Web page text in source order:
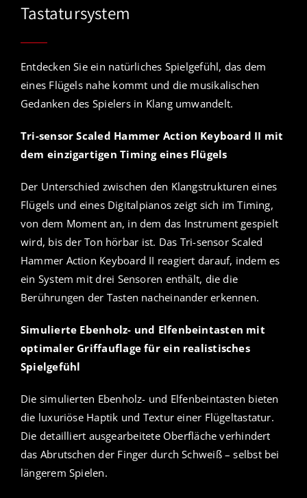
Tastatursystem
Entdecken Sie ein natürliches Spielgefühl, das dem
eines Flügels nahe kommt und die musikalischen
Gedanken des Spielers in Klang umwandelt.
Tri-sensor Scaled Hammer Action Keyboard II mit
dem einzigartigen Timing eines Flügels
Der Unterschied zwischen den Klangstrukturen eines
Flügels und eines Digitalpianos zeigt sich im Timing,
von dem Moment an, in dem das Instrument gespielt
wird, bis der Ton hörbar ist. Das Tri-sensor Scaled
Hammer Action Keyboard II reagiert darauf, indem es
ein System mit drei Sensoren enthält, die die
Berührungen der Tasten nacheinander erkennen.
Simulierte Ebenholz- und Elfenbeintasten mit
optimaler Griffauflage für ein realistisches
Spielgefühl
Die simulierten Ebenholz- und Elfenbeintasten bieten
die luxuriöse Haptik und Textur einer Flügeltastatur.
Die detailliert ausgearbeitete Oberfläche verhindert
das Abrutschen der Finger durch Schweiß – selbst bei
längerem Spielen.